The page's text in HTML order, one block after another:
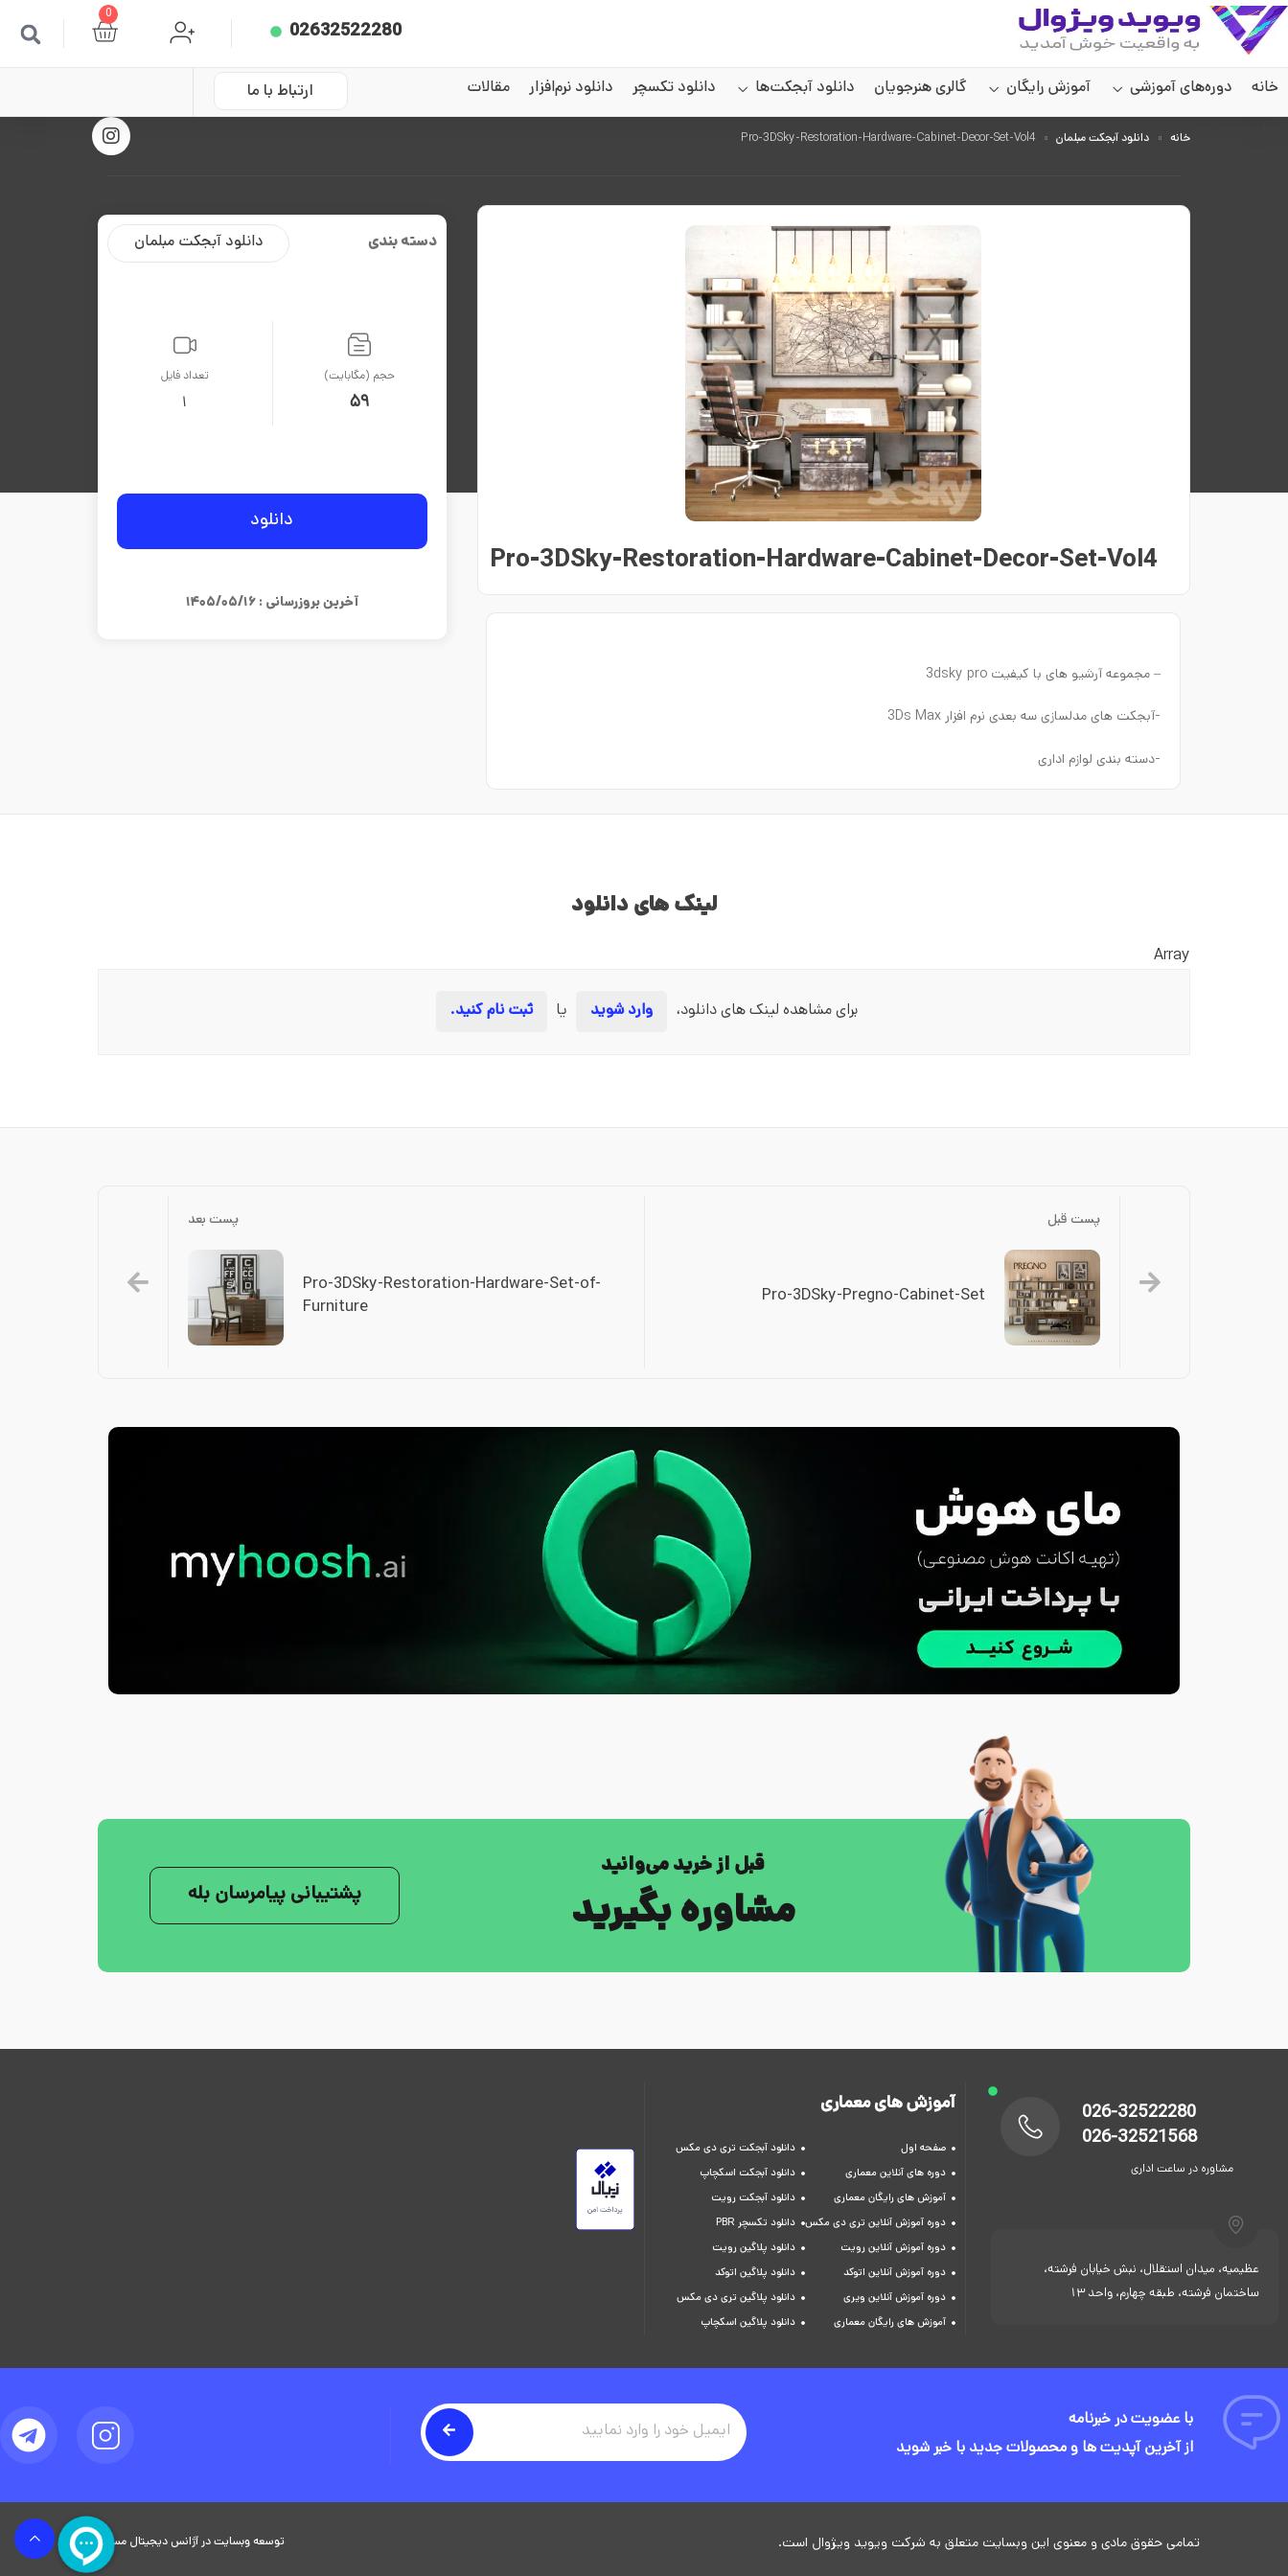
02632522280
0
خانه دوره‌های آموزشی آموزش رایگان گالری هنرجویان دانلود آبجکت‌ها دانلود تکسچر دانلود نرم‌افزار
مقالات
ارتباط با ما
خانه دانلود آبجکت مبلمان
Pro-3DSky-Restoration-Hardware-Cabinet-Decor-Set-Vol4
دسته بندی دانلود آبجکت مبلمان
حجم (مگابایت)
59
تعداد فایل
1
دانلود
آخرین بروزرسانی : ۱۴۰۵/۰۵/۱۶
– مجموعه آرشیو های با کیفیت 3dsky pro
-آبجکت های مدلسازی سه بعدی نرم افزار 3Ds Max
-دسته بندی لوازم اداری
لینک های دانلود
Array
برای مشاهده لینک های دانلود، وارد شوید یا ثبت نام کنید.
پست قبل
Pro-3DSky-Pregno-Cabinet-Set
پست بعد
Pro-3DSky-Restoration-Hardware-Set-of-
Furniture
قبل از خرید می‌وانید
مشاوره بگیرید پشتیبانی پیامرسان بله
026-32522280
026-32521568
مشاوره در ساعت اداری
عظیمیه، میدان استقلال، نبش خیابان فرشته،
ساختمان فرشته، طبقه چهارم، واحد 13
آموزش های معماری
صفحه اول
دوره های آنلاین معماری
آموزش های رایگان معماری
دوره آموزش آنلاین تری دی مکس
دوره آموزش آنلاین رویت
دوره آموزش آنلاین اتوکد
دوره آموزش آنلاین ویری
آموزش های رایگان معماری
دانلود آبجکت تری دی مکس
دانلود آبجکت اسکچاپ
دانلود آبجکت رویت
دانلود تکسچر PBR
دانلود پلاگین رویت
دانلود پلاگین اتوکد
دانلود پلاگین تری دی مکس
دانلود پلاگین اسکچاپ
با عضویت در خبرنامه
از آخرین آپدیت ها و محصولات جدید با خبر شوید
تمامی حقوق مادی و معنوی این وبسایت متعلق به شرکت ویوید ویژوال است. توسعه وبسایت در آژانس دیجیتال مستر ادز